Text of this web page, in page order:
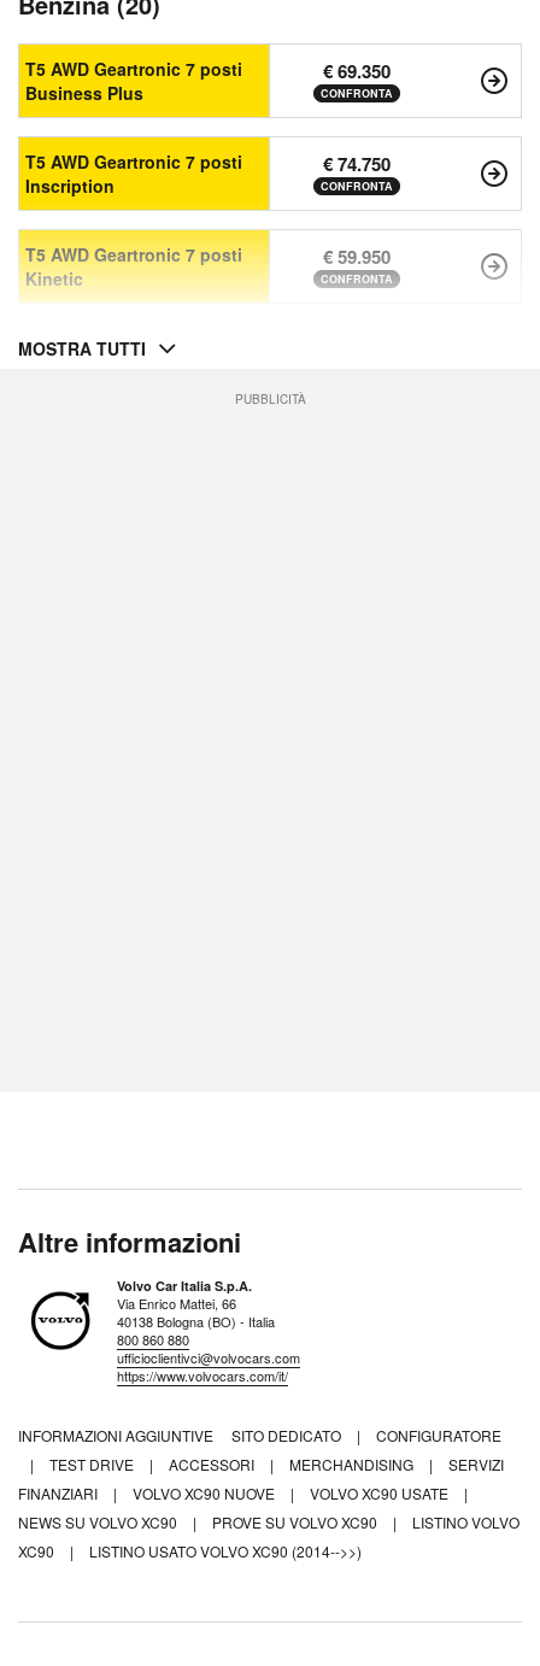
T5 AWD Geartronic 7 posti
Business Plus
€ 69.350
CONFRONTA
T5 AWD Geartronic 7 posti
Inscription
€ 74.750
CONFRONTA
T5 AWD Geartronic 7 posti
Kinetic
€ 59.950
CONFRONTA
MOSTRA TUTTI
PUBBLICITÀ
Altre informazioni
Volvo Car Italia S.p.A.
Via Enrico Mattei, 66
40138 Bologna (BO) - Italia
800 860 880
ufficioclientivci@volvocars.com
https://www.volvocars.com/it/
INFORMAZIONI AGGIUNTIVE SITO DEDICATO |
CONFIGURATORE
|
TEST DRIVE | ACCESSORI | MERCHANDISING |
SERVIZI
FINANZIARI
| VOLVO XC90 NUOVE | VOLVO XC90 USATE
|
NEWS SU VOLVO XC90
| PROVE SU VOLVO XC90 |
LISTINO VOLVO
XC90
| LISTINO USATO VOLVO XC90 (2014-->>)